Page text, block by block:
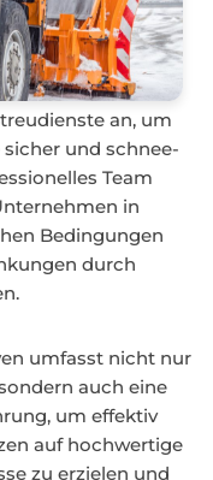
an, um
und schnee-
Team
in
Bedingungen
durch
umfasst nicht nur
auch eine
um effektiv
auf hochwertige
zu erzielen und